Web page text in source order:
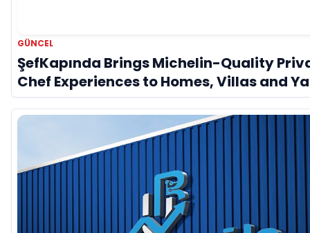
GÜNCEL
ŞefKapında Brings Michelin-Quality
Chef Experiences to Homes, Villas and
Across Turkey